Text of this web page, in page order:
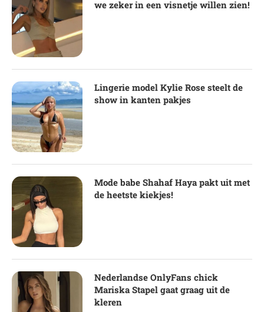
we zeker in een visnetje willen zien!
Lingerie model Kylie Rose steelt de
show in kanten pakjes
Mode babe Shahaf Haya pakt uit met
de heetste kiekjes!
Nederlandse OnlyFans chick
Mariska Stapel gaat graag uit de
kleren